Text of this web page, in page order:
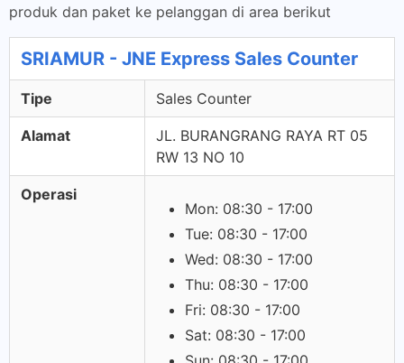
produk dan paket ke pelanggan di area berikut
SRIAMUR - JNE Express Sales Counter
Tipe Sales Counter
Alamat
JL. BURANGRANG RAYA RT 05
RW 13 NO 10
Operasi
Mon: 08:30 - 17:00
Tue: 08:30 - 17:00
Wed: 08:30 - 17:00
Thu: 08:30 - 17:00
Fri: 08:30 - 17:00
Sat: 08:30 - 17:00